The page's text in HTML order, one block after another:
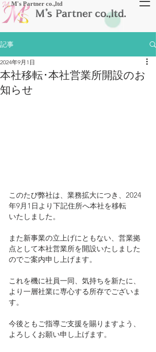
​M's Partner co.,ltd
記事
本社移転･本社営業所開設のお
知らせ
2024年9月1日
このたび弊社は、業務拡大につき、2024
年9月1日より下記住所へ本社を移転
いたしました。
また新事業の立上げにともない、営業拠
点として本社営業所を開設いたしました
のでご案内申し上げます。
これを機に社員一同、気持ちを新たに、
より一層社業に専心する所存でございま
す。
今後ともご指導ご支援を賜りますよう、
よろしくお願い申し上げます。